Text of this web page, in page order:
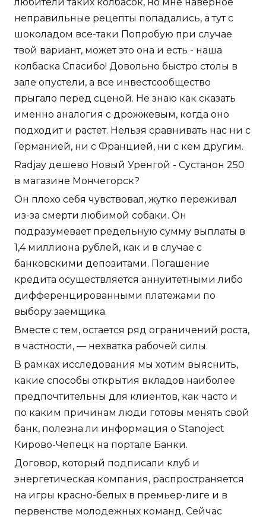
любители таких колбасок, но мне наверное
неправильные рецепты попадались, а тут с
шоколадом все-таки Попробую при случае
твой вариант, может это она и есть - наша
колбаска Спасибо! Довольно быстро столы в
зале опустели, а все инвестсообщество
прыгало перед сценой. Не знаю как сказать
именно аналогия с дрожжевым, когда оно
подходит и растет. Нельзя сравнивать нас ни с
Германией, ни с Францией, ни с кем другим.
Radjay дешево Новый Уренгой - Сустанон 250
в магазине Мончегорск?
Он плохо себя чувствовал, жутко переживал
из-за смерти любимой собаки. Он
подразумевает предельную сумму выплаты в
1,4 миллиона рублей, как и в случае с
банковскими депозитами. Погашение
кредита осуществляется аннуитетными либо
дифференцированными платежами по
выбору заемщика.
Вместе с тем, остается ряд ограничений роста,
в частности, — нехватка рабочей силы.
В рамках исследования мы хотим выяснить,
какие способы открытия вкладов наиболее
предпочтительны для клиентов, как часто и
по каким причинам люди готовы менять свой
банк, полезна ли информация о Stanoject
Кирово-Чепецк на портале Банки.
Договор, который подписали клуб и
энергетическая компания, распространяется
на игры красно-белых в премьер-лиге и в
первенстве молодежных команд. Сейчас